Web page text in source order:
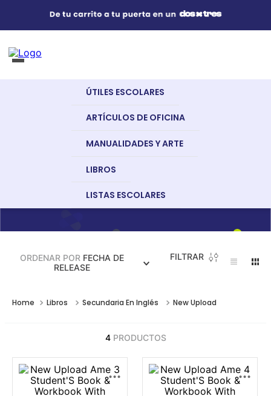
Útiles Escolares
Artículos de Oficina
Manualidades y Arte
Recursos Digitales
ÚTILES ESCOLARES
ARTÍCULOS DE OFICINA
MANUALIDADES Y ARTE
LIBROS
LISTAS ESCOLARES
ORDENAR POR FECHA DE
RELEASE
FILTRAR
Libros Secundaria En Inglés New Upload
4 PRODUCTOS
... ...